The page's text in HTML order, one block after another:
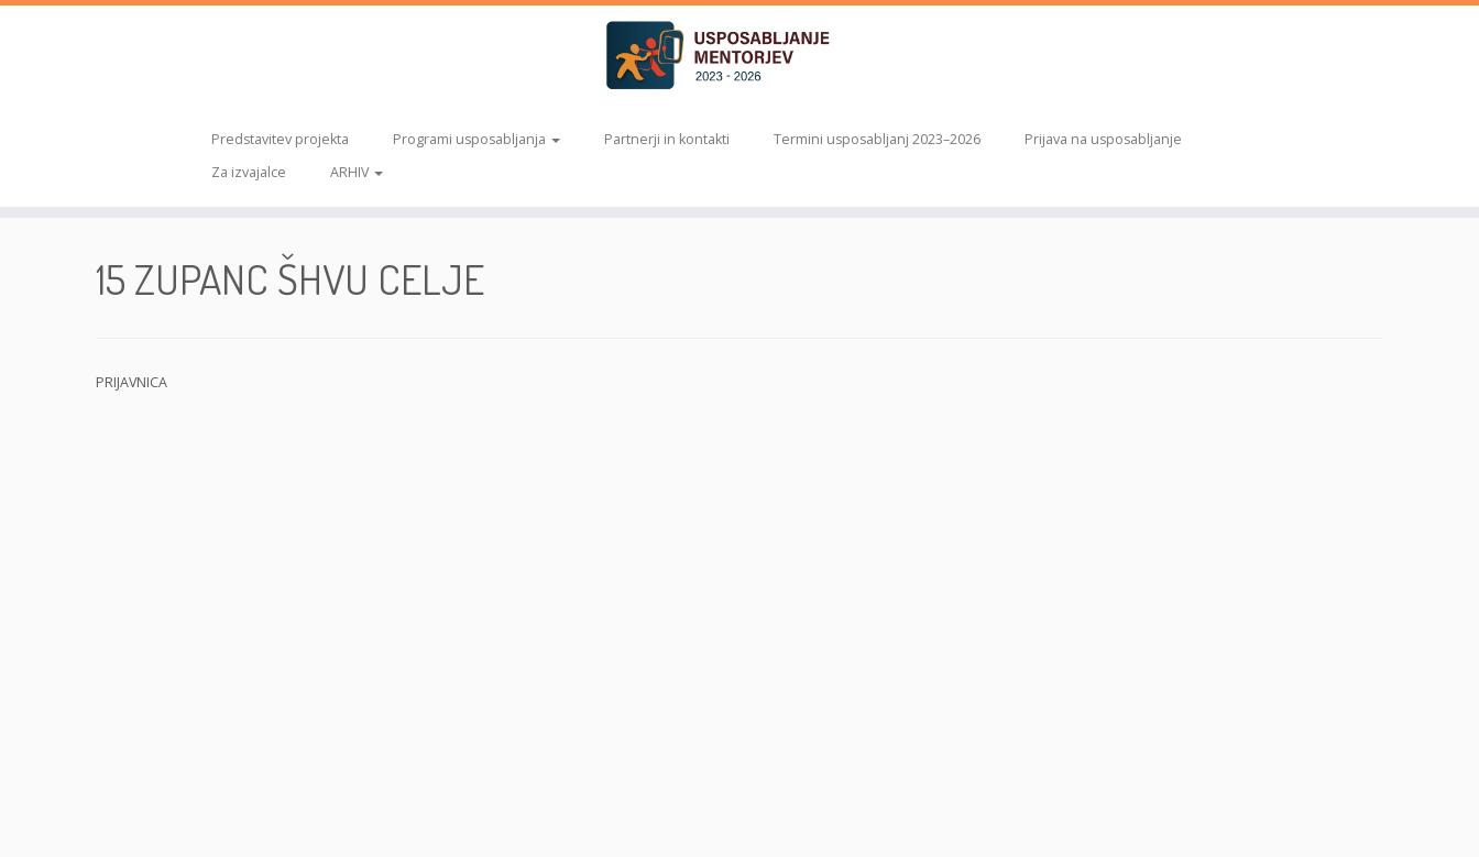
Predstavitev projekta Programi usposabljanja Partnerji in kontakti Termini usposabljanj 2023–2026
Prijava na usposabljanje
Za izvajalce
ARHIV
15 ZUPANC ŠHVU CELJE
PRIJAVNICA